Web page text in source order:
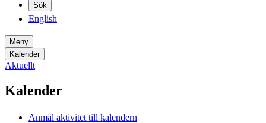
Sök
English
Meny
Kalender
Aktuellt
Kalender
Anmäl aktivitet till kalendern